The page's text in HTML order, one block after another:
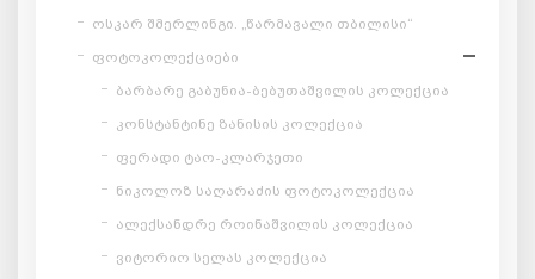
ოსკარ შმერლინგი. „წარმავალი თბილისი“
ფოტოკოლექციები
ბარბარე გაბუნია-ბებუთაშვილის კოლექცია
კონსტანტინე ზანისის კოლექცია
ფერადი ტაო-კლარჯეთი
ნიკოლოზ საღარაძის ფოტოკოლექცია
ალექსანდრე როინაშვილის კოლექცია
ვიტორიო სელას კოლექცია